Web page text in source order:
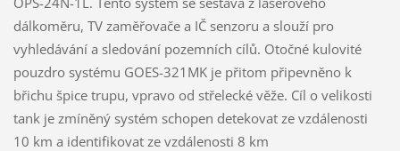
dálkoměru, TV zaměřovače a IČ senzoru a slouží pro
vyhledávání a sledování pozemních cílů. Otočné kulovité
pouzdro systému GOES-321MK je přitom připevněno k
břichu špice trupu, vpravo od střelecké věže. Cíl o velikosti
tank je zmíněný systém schopen detekovat ze vzdálenosti
10 km a identifikovat ze vzdálenosti 8 km